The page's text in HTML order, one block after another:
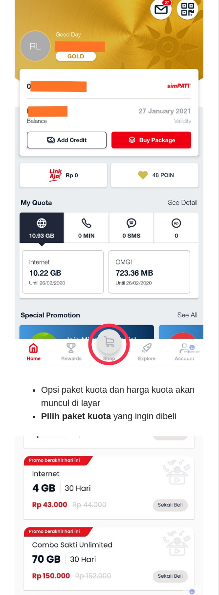
Opsi paket kuota dan harga kuota akan
muncul di layar
Pilih paket kuota yang ingin dibeli